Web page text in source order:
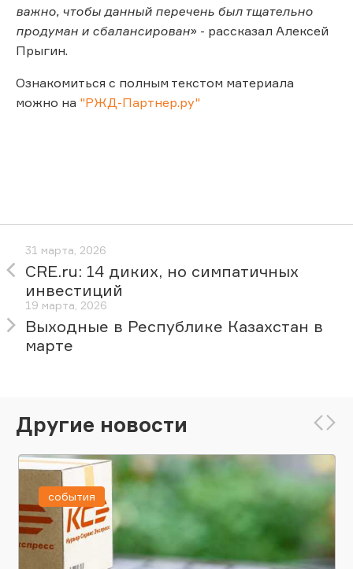
важно, чтобы данный перечень был тщательно
продуман и сбалансирован» - рассказал Алексей
Прыгин.
Ознакомиться с полным текстом материала
можно на "РЖД-Партнер.ру"
31 марта, 2026
CRE.ru: 14 диких, но симпатичных
инвестиций
19 марта, 2026
Выходные в Республике Казахстан в
марте
Другие новости
события